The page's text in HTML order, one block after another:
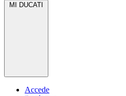
MI DUCATI
Accede